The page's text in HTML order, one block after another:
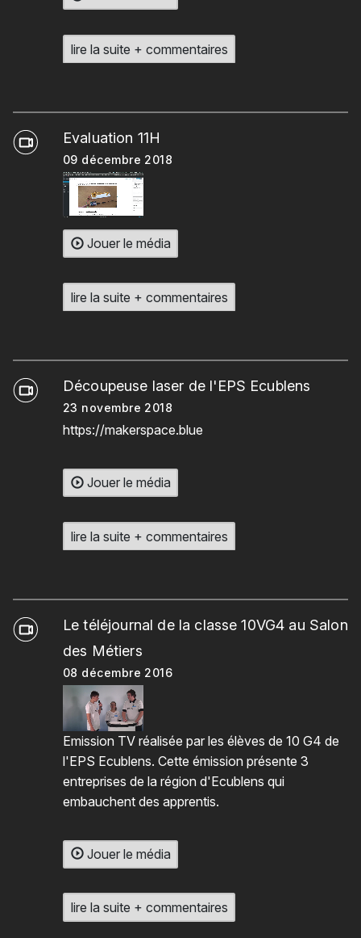
lire la suite + commentaires
Evaluation 11H
09 décembre 2018
Jouer le média
lire la suite + commentaires
Découpeuse laser de l'EPS Ecublens
23 novembre 2018
https://makerspace.blue
Jouer le média
lire la suite + commentaires
Le téléjournal de la classe 10VG4 au Salon
des Métiers
08 décembre 2016
Emission TV réalisée par les élèves de 10 G4 de
l'EPS Ecublens. Cette émission présente 3
entreprises de la région d'Ecublens qui
embauchent des apprentis.
Jouer le média
lire la suite + commentaires